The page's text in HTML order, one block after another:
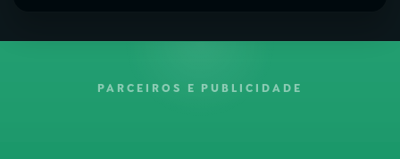
PARCEIROS E PUBLICIDADE